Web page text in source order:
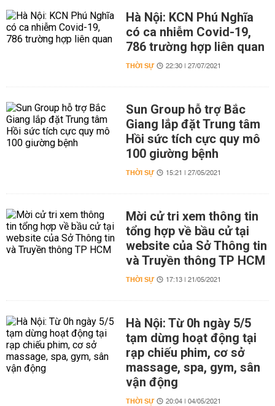
Hà Nội: KCN Phú Nghĩa
có ca nhiễm Covid-19,
786 trường hợp liên quan
THỜI SỰ 22:30 | 27/07/2021
Sun Group hỗ trợ Bắc
Giang lắp đặt Trung tâm
Hồi sức tích cực quy mô
100 giường bệnh
THỜI SỰ 15:21 | 27/05/2021
Mời cử tri xem thông tin
tổng hợp về bầu cử tại
website của Sở Thông tin
và Truyền thông TP HCM
THỜI SỰ 17:13 | 21/05/2021
Hà Nội: Từ 0h ngày 5/5
tạm dừng hoạt động tại
rạp chiếu phim, cơ sở
massage, spa, gym, sân
vận động
THỜI SỰ 20:04 | 04/05/2021